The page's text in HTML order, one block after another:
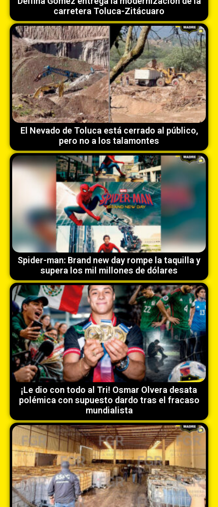
carretera Toluca-Zitácuaro
El Nevado de Toluca está cerrado al público,
pero no a los talamontes
Spider-man: Brand new day rompe la taquilla y
supera los mil millones de dólares
¡Le dio con todo al Tri! Osmar Olvera desata
polémica con supuesto dardo tras el fracaso
mundialista